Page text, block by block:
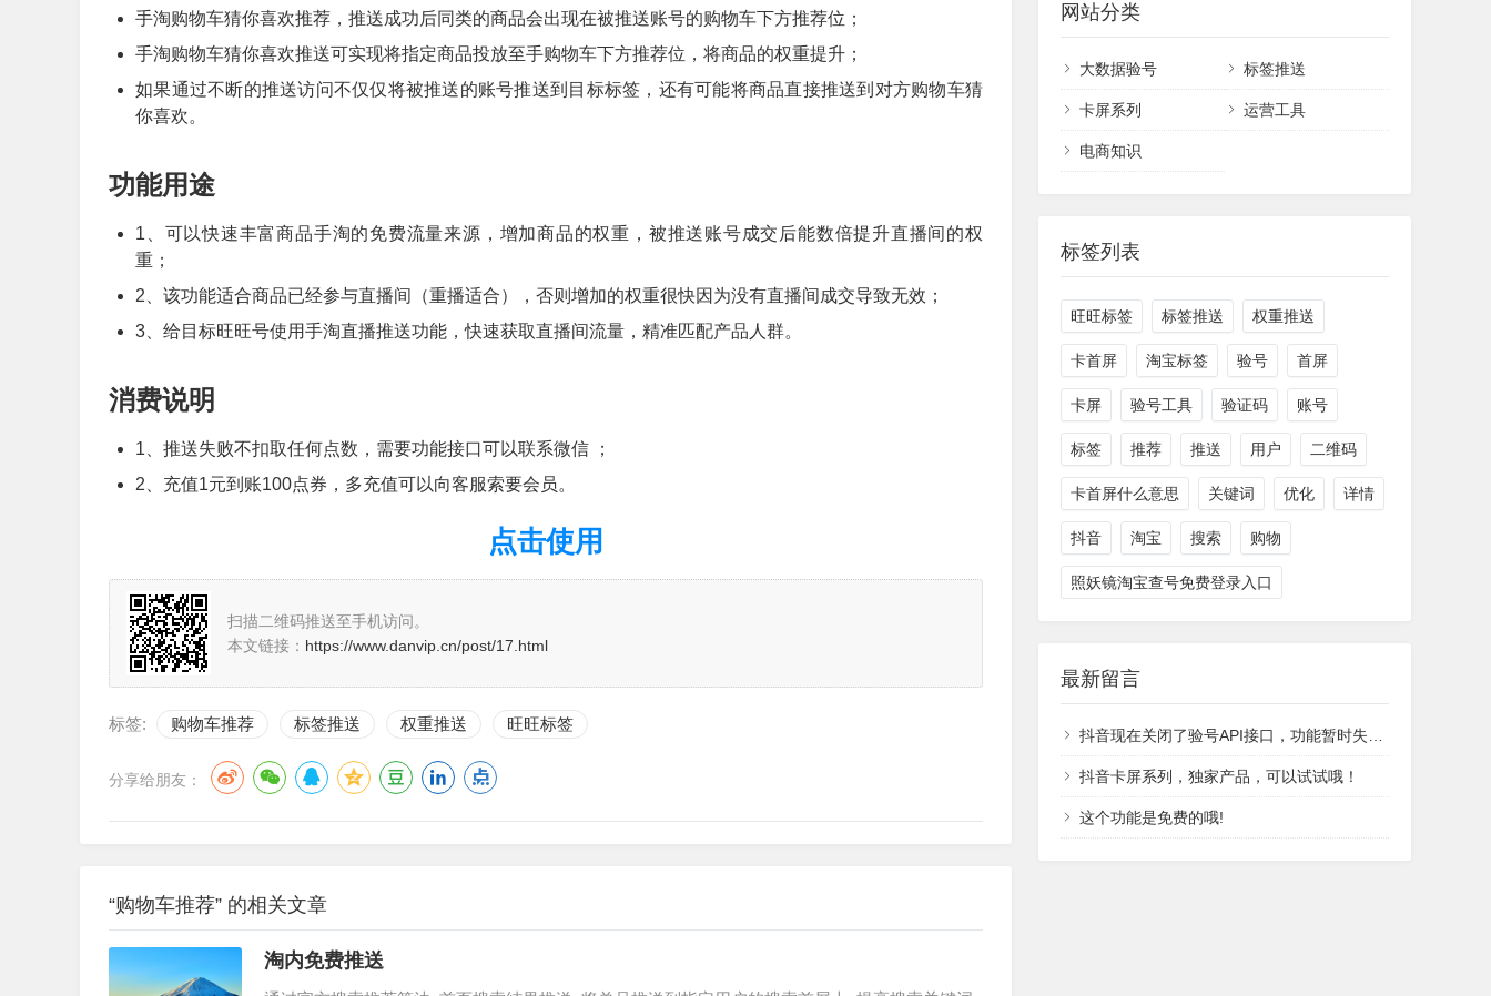
手淘购物车猜你喜欢推荐，推送成功后同类的商品会出现在被推送账号的购物车下方推荐位；
手淘购物车猜你喜欢推送可实现将指定商品投放至手购物车下方推荐位，将商品的权重提升；
如果通过不断的推送访问不仅仅将被推送的账号推送到目标标签，还有可能将商品直接推送到对方购物车猜
你喜欢。
功能用途
1、可以快速丰富商品手淘的免费流量来源，增加商品的权重，被推送账号成交后能数倍提升直播间的权
重；
2、该功能适合商品已经参与直播间（重播适合），否则增加的权重很快因为没有直播间成交导致无效；
3、给目标旺旺号使用手淘直播推送功能，快速获取直播间流量，精准匹配产品人群。
消费说明
1、推送失败不扣取任何点数，需要功能接口可以联系微信 ；
2、充值1元到账100点券，多充值可以向客服索要会员。
点击使用
扫描二维码推送至手机访问。
本文链接： https://www.danvip.cn/post/17.html
标签: 购物车推荐 标签推送 权重推送 旺旺标签
分享给朋友：
“购物车推荐” 的相关文章
淘内免费推送
网站分类
大数据验号 标签推送
卡屏系列 运营工具
电商知识
标签列表
旺旺标签 标签推送 权重推送
卡首屏 淘宝标签 验号 首屏
卡屏 验号工具 验证码 账号
标签 推荐 推送 用户 二维码
卡首屏什么意思 关键词 优化 详情
抖音 淘宝 搜索 购物
照妖镜淘宝查号免费登录入口
最新留言
抖音现在关闭了验号API接口，功能暂时失效，恢复时间不能确定。
抖音卡屏系列，独家产品，可以试试哦！
这个功能是免费的哦!